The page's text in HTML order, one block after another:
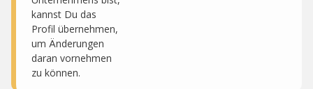
kannst Du das
Profil übernehmen,
um Änderungen
daran vornehmen
zu können.